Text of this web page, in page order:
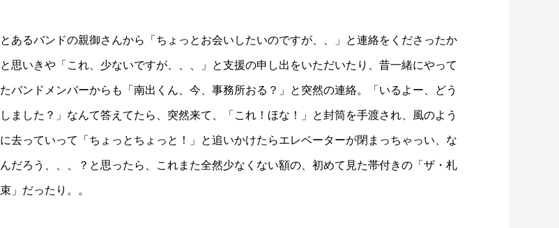
とあるバンドの親御さんから「ちょっとお会いしたいのですが、、」と連絡をくださったか
と思いきや「これ、少ないですが、、、」と支援の申し出をいただいたり、昔一緒にやって
たバンドメンバーからも「南出くん、今、事務所おる？」と突然の連絡。「いるよー、どう
しました？」なんて答えてたら、突然来て、「これ！ほな！」と封筒を手渡され、風のよう
に去っていって「ちょっとちょっと！」と追いかけたらエレベーターが閉まっちゃっい、な
んだろう、、、？と思ったら、これまた全然少なくない額の、初めて見た帯付きの「ザ・札
束」だったり。。